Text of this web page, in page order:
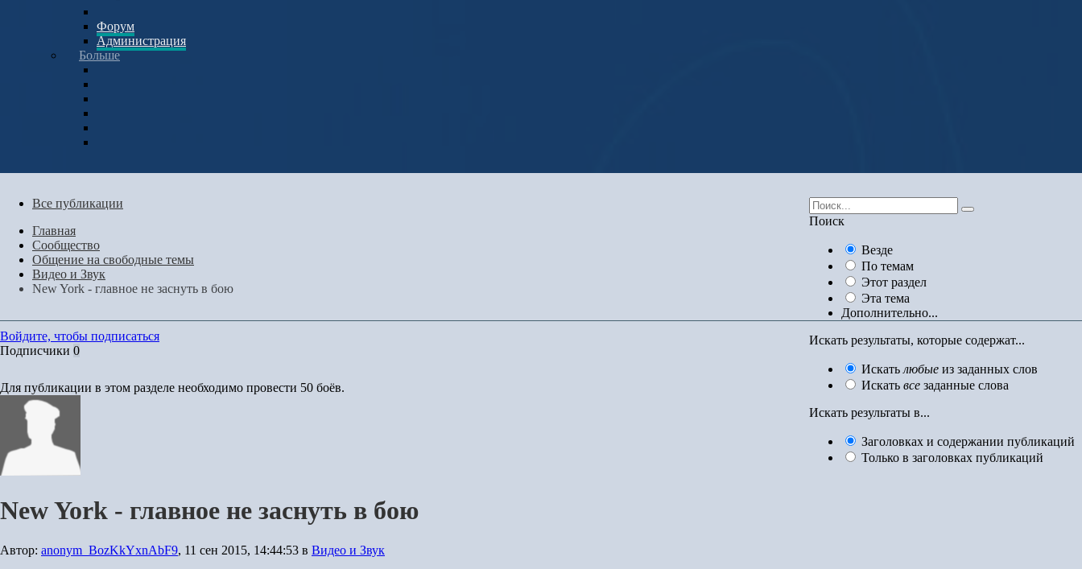
Форум
Администрация
Больше
Поиск
Везде
По темам
Этот раздел
Эта тема
Дополнительно...
Искать результаты, которые содержат...
Искать любые из заданных слов
Искать все заданные слова
Искать результаты в...
Заголовках и содержании публикаций
Только в заголовках публикаций
Все публикации
Главная
Сообщество
Общение на свободные темы
Видео и Звук
New York - главное не заснуть в бою
Войдите, чтобы подписаться
Подписчики 0
Для публикации в этом разделе необходимо провести 50 боёв.
New York - главное не заснуть в бою
Автор: anonym_BozKkYxnAbF9, 11 сен 2015, 14:44:53 в Видео и Звук